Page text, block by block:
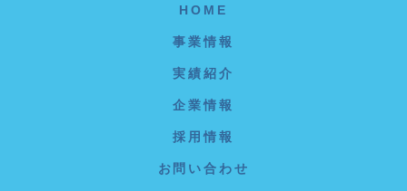
HOME
事業情報
実績紹介
企業情報
採用情報
お問い合わせ